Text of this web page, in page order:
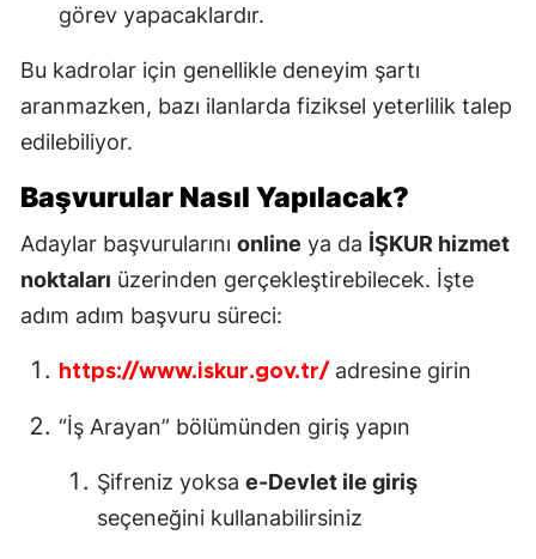
görev yapacaklardır.
Bu kadrolar için genellikle deneyim şartı
aranmazken, bazı ilanlarda fiziksel yeterlilik talep
edilebiliyor.
Başvurular Nasıl Yapılacak?
Adaylar başvurularını online ya da İŞKUR hizmet
noktaları üzerinden gerçekleştirebilecek. İşte
adım adım başvuru süreci:
https://www.iskur.gov.tr/adresine girin
“İş Arayan” bölümünden giriş yapın
Şifreniz yoksa e-Devlet ile giriş
seçeneğini kullanabilirsiniz